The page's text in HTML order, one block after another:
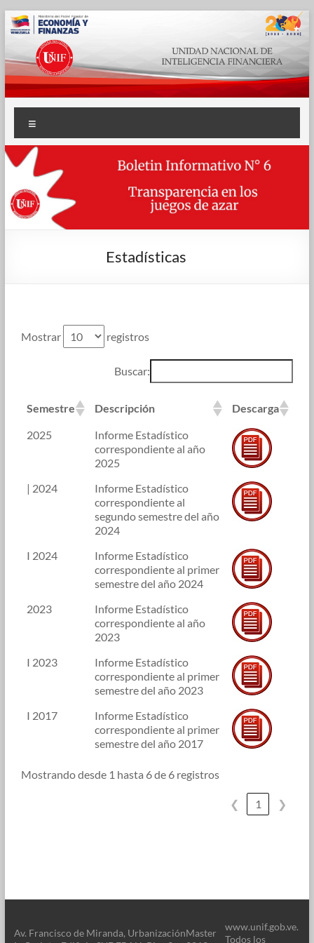
Estadísticas
Mostrar registros
Buscar:
Semestre Descripción
Descarga
2025
Informe Estadístico
correspondiente al año
2025
| 2024
Informe Estadístico
correspondiente al
segundo semestre del año
2024
I 2024
Informe Estadístico
correspondiente al primer
semestre del año 2024
2023
Informe Estadístico
correspondiente al año
2023
I 2023
Informe Estadístico
correspondiente al primer
semestre del año 2023
I 2017
Informe Estadístico
correspondiente al primer
semestre del año 2017
Mostrando desde 1 hasta 6 de 6 registros
❮ 1 ❯
Av. Francisco de Miranda, UrbanizaciónMaster
www.unif.gob.ve.
Todos los